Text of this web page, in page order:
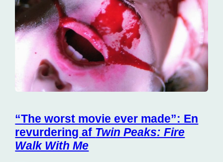
“The worst movie ever made”: En
revurdering af Twin Peaks: Fire
Walk With Me